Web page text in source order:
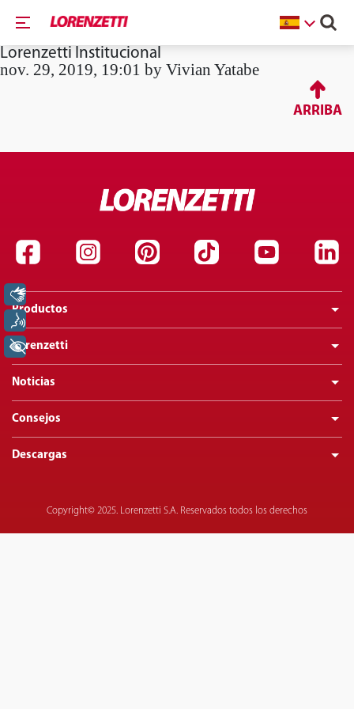
Lorenzetti Institucional
nov. 29, 2019, 19:01 by Vivian Yatabe
ARRIBA
Productos
Lorenzetti
Noticias
Consejos
Descargas
Copyright© 2025. Lorenzetti S.A. Reservados todos los derechos
Libras
+ Acessibilidade